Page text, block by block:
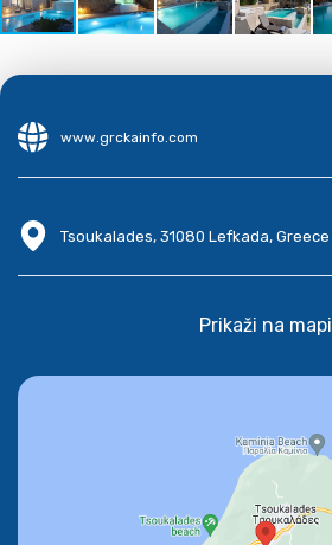
www.grckainfo.com
Tsoukalades, 31080 Lefkada, Greece
Prikaži na mapi